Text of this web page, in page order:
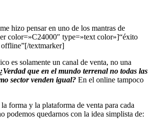
hizo pensar en uno de los mantras de
color=»C24000″ type=»text color»]“éxito
textmarker]
es solamente un canal de venta, no una
que en el mundo terrenal no todas las
sector venden igual? En el online tampoco
forma y la plataforma de venta para cada
podemos quedarnos con la idea simplista de: